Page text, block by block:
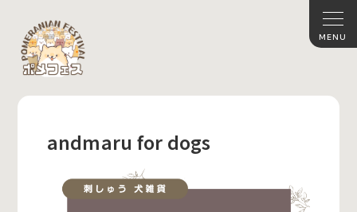
andmaru for dogs